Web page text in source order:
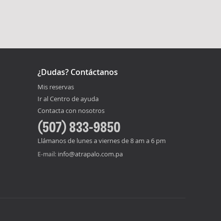
¿Dudas? Contáctanos
Mis reservas
Ir al Centro de ayuda
Contacta con nosotros
(507) 833-9850
Llámanos de lunes a viernes de 8 am a 6 pm
E-mail: info@atrapalo.com.pa